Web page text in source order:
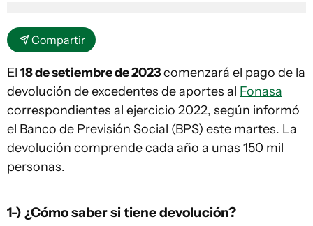
Compartir
El 18 de setiembre de 2023comenzará el pago de la
devolución de excedentes de aportes al Fonasa
correspondientes al ejercicio 2022, según informó
el Banco de Previsión Social (BPS) este martes. La
devolución comprende cada año a unas 150 mil
personas.
1-) ¿Cómo saber si tiene devolución?